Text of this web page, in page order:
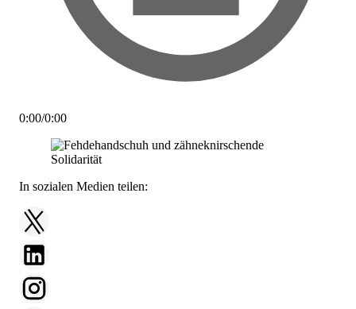
0:00/0:00
In sozialen Medien teilen: